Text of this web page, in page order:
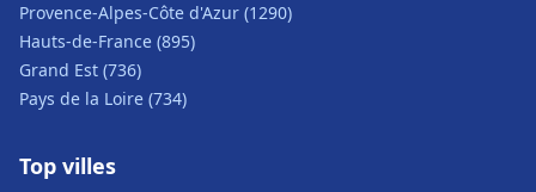
Provence-Alpes-Côte d'Azur (1290)
Hauts-de-France (895)
Grand Est (736)
Pays de la Loire (734)
Top villes